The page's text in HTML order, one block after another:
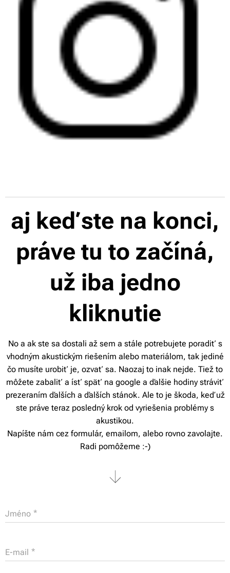
aj keď ste na konci,
práve tu to začíná,
už iba jedno
kliknutie
No a ak ste sa dostali až sem a stále potrebujete poradiť s
vhodným akustickým riešením alebo materiálom, tak jediné
čo musíte urobiť je, ozvať sa. Naozaj to inak nejde. Tiež to
môžete zabaliť a ísť späť na google a ďalšie hodiny stráviť
prezeraním ďalších a ďalších stánok. Ale to je škoda, keď už
ste práve teraz posledný krok od vyriešenia problémy s
akustikou.
Napíšte nám cez formulár, emailom, alebo rovno zavolajte.
Radi pomôžeme :-)
Jméno
E-mail